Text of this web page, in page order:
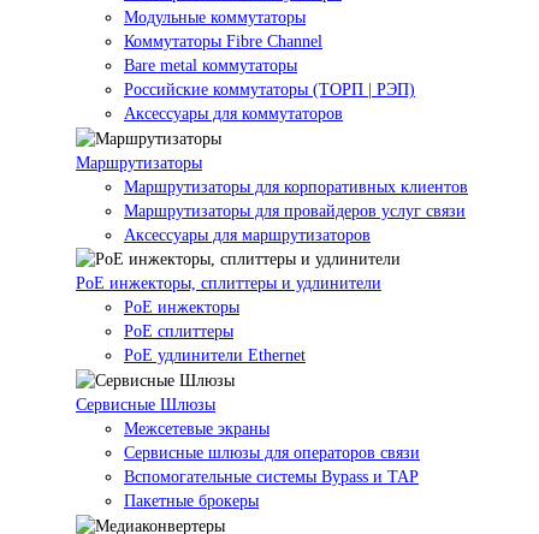
Модульные коммутаторы
Коммутаторы Fibre Channel
Bare metal коммутаторы
Российские коммутаторы (ТОРП | РЭП)
Аксессуары для коммутаторов
Маршрутизаторы
Маршрутизаторы для корпоративных клиентов
Маршрутизаторы для провайдеров услуг связи
Аксессуары для маршрутизаторов
PoE инжекторы, сплиттеры и удлинители
PoE инжекторы
PoE сплиттеры
PoE удлинители Ethernet
Сервисные Шлюзы
Межсетевые экраны
Сервисные шлюзы для операторов связи
Вспомогательные системы Bypass и TAP
Пакетные брокеры